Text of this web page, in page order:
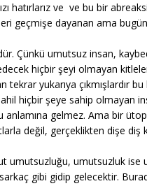
hatırlarız ve ve bu bir
geçmişe dayanan ama
Çünkü umutsuz insan,
hiçbir şeyi olmayan
yukarıya çıkmışlardır
hiçbir şeye sahip olmayan
gelmez. Ama bir
değil, gerçeklikten dişe diş
umutsuzluğu, umutsuzluk ise
gibi gidip gelecektir.